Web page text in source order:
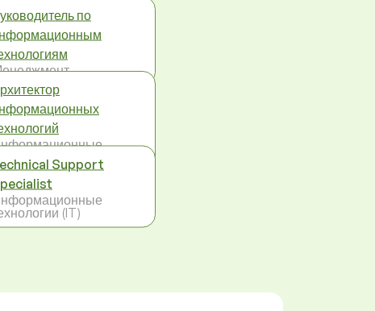
по
(IT)
Support
(IT)